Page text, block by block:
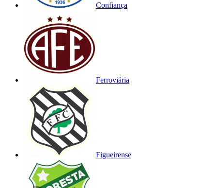
Confiança
Ferroviária
Figueirense